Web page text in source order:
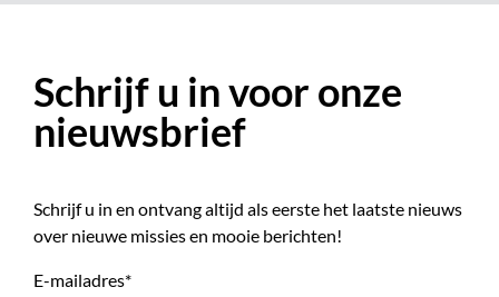
Schrijf u in voor onze
nieuwsbrief
Schrijf u in en ontvang altijd als eerste het laatste nieuws
over nieuwe missies en mooie berichten!
E-mailadres*